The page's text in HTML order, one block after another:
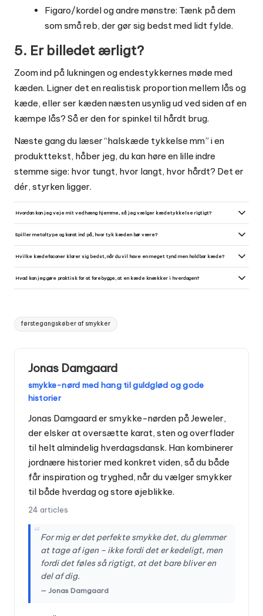
Figaro/kordel og andre mønstre: Tænk på dem
som små reb, der gør sig bedst med lidt fylde.
5. Er billedet ærligt?
Zoom ind på lukningen og endestykkernes møde med
kæden. Ligner det en realistisk proportion mellem lås og
kæde, eller ser kæden næsten usynlig ud ved siden af en
kæmpe lås? Så er den for spinkel til hårdt brug.
Næste gang du læser “halskæde tykkelse mm” i en
produkttekst, håber jeg, du kan høre en lille indre
stemme sige: hvor tungt, hvor langt, hvor hårdt? Det er
dér, styrken ligger.
Hvordan kan jeg veje mit vedhæng hjemme, så jeg vælger kædetykkelse rigtigt?
køkkenvægt, får du et groft estimat - alternativt spørg en guldsmed, som ofte vejer uden beregning.
Spiller metaltype og karat ind på, hvor tyk kæden bør være?
eller platin. Stål, platin og titan kan være tyndere uden at miste styrke, mens forgyldning ikke gør en svag kæde
Hvilke kædefaconer klarer sig bedst, når du vil have en meget tynd men holdbar kæde?
belastningen godt. Undgå meget glatte eller hule faconer som snake eller tynde, hul-legerede kæder hvis du
Hvad kan jeg gøre praktisk for at forebygge, at en kæde knækker i hverdagen?
Tags:
førstegangskøber af smykker
Jonas Damgaard
smykke-nørd med hang til guldglød og gode
historier
Jonas Damgaard er smykke-nørden på Jeweler,
der elsker at oversætte karat, sten og overflader
til helt almindelig hverdagsdansk. Han kombinerer
jordnære historier med konkret viden, så du både
får inspiration og tryghed, når du vælger smykker
til både hverdag og store øjeblikke.
24 articles
“ For mig er det perfekte smykke det, du glemmer
at tage af igen – ikke fordi det er kedeligt, men
fordi det føles så rigtigt, at det bare bliver en
del af dig.
— Jonas Damgaard